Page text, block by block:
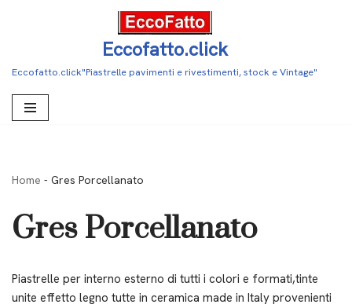
contenuto
Eccofatto.click
Eccofatto.click"Piastrelle pavimenti e rivestimenti, stock e Vintage"
Home - Gres Porcellanato
Gres Porcellanato
Piastrelle per interno esterno di tutti i colori e formati,tinte
unite effetto legno tutte in ceramica made in Italy provenienti